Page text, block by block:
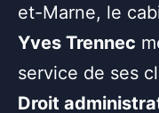
et-Marne, le
Yves Trennec
service de ses
Droit